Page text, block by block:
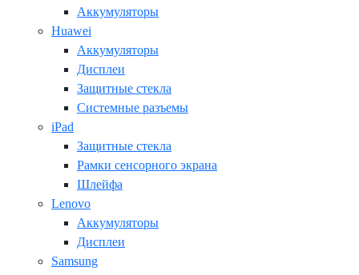
Аккумуляторы
Huawei
Аккумуляторы
Дисплеи
Защитные стекла
Системные разъемы
iPad
Защитные стекла
Рамки сенсорного экрана
Шлейфа
Lenovo
Аккумуляторы
Дисплеи
Samsung